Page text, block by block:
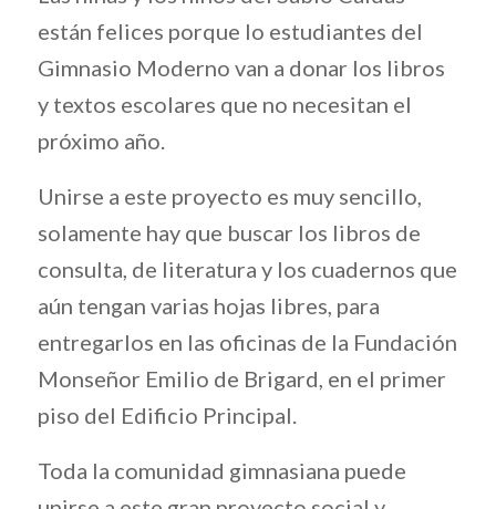
están felices porque lo estudiantes del
Gimnasio Moderno van a donar los libros
y textos escolares que no necesitan el
próximo año.
Unirse a este proyecto es muy sencillo,
solamente hay que buscar los libros de
consulta, de literatura y los cuadernos que
aún tengan varias hojas libres, para
entregarlos en las oficinas de la Fundación
Monseñor Emilio de Brigard, en el primer
piso del Edificio Principal.
Toda la comunidad gimnasiana puede